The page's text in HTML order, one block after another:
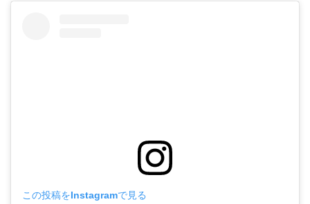
この投稿をInstagramで見る